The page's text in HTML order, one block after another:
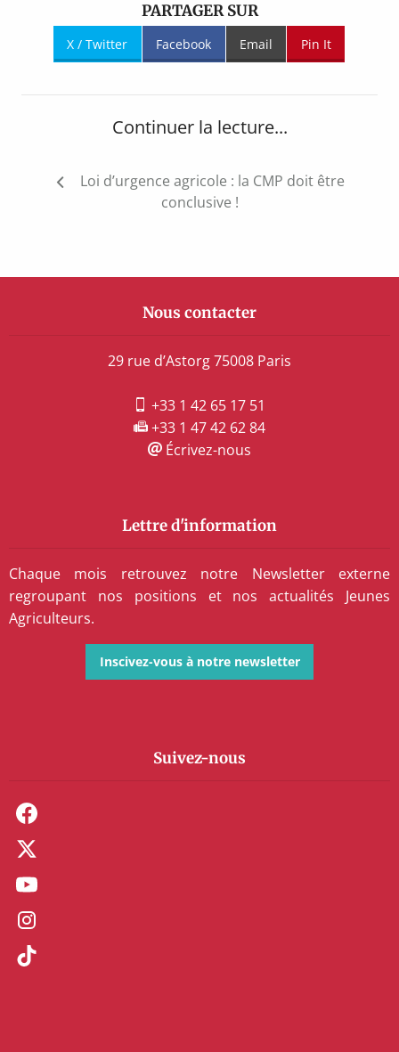
PARTAGER SUR
X / Twitter Facebook Email Pin It
Continuer la lecture...
Navigation
Loi d’urgence agricole : la CMP doit être
conclusive !
Nous contacter
29 rue d’Astorg 75008 Paris
+33 1 42 65 17 51
+33 1 47 42 62 84
Écrivez-nous
Lettre d'information
Chaque mois retrouvez notre Newsletter externe
regroupant nos positions et nos actualités Jeunes
Agriculteurs.
Inscivez-vous à notre newsletter
Suivez-nous